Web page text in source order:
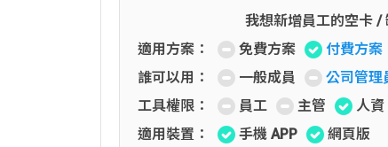
我想新增員工的空卡 /
適用方案：
免費方案
付費方案
誰可以用：
一般成員 公司管理
工具權限：
員工 主管
人資
適用裝置：
手機 APP
網頁版